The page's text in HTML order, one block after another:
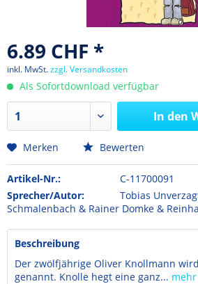
6.89 CHF *
inkl. MwSt.zzgl. Versandkosten
Als Sofortdownload verfügbar
In den
Merken Bewerten
Artikel-Nr.:
C-11700091
Sprecher/Autor:
Tobias
Schmalenbach & Rainer Domke &
Beschreibung
Der zwölfjährige Oliver Knollmann
genannt. Knolle hegt eine ganz... mehr